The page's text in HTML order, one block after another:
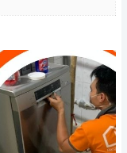
dẫn sử dụng,
mãi chuyên
nghiệm tuyệt vời
quá trình sử dụng